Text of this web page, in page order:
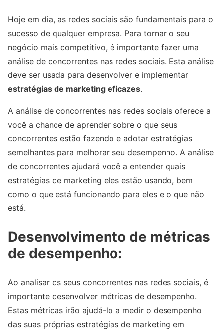
Hoje em dia, as redes sociais são fundamentais para o
sucesso de qualquer empresa. Para tornar o seu
negócio mais competitivo, é importante fazer uma
análise de concorrentes nas redes sociais. Esta análise
deve ser usada para desenvolver e implementar
estratégias de marketing eficazes.
A análise de concorrentes nas redes sociais oferece a
você a chance de aprender sobre o que seus
concorrentes estão fazendo e adotar estratégias
semelhantes para melhorar seu desempenho. A análise
de concorrentes ajudará você a entender quais
estratégias de marketing eles estão usando, bem
como o que está funcionando para eles e o que não
está.
Desenvolvimento de métricas
de desempenho:
Ao analisar os seus concorrentes nas redes sociais, é
importante desenvolver métricas de desempenho.
Estas métricas irão ajudá-lo a medir o desempenho
das suas próprias estratégias de marketing em